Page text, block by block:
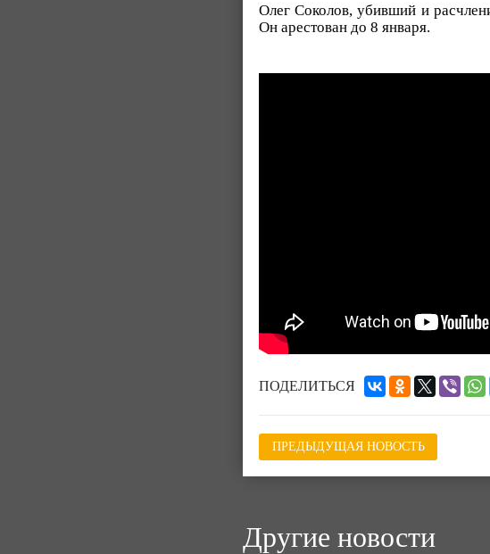
Олег Соколов, убивший и
Он арестован до 8 января.
ПОДЕЛИТЬСЯ
ПРЕДЫДУЩАЯ НОВОСТЬ
Другие новости